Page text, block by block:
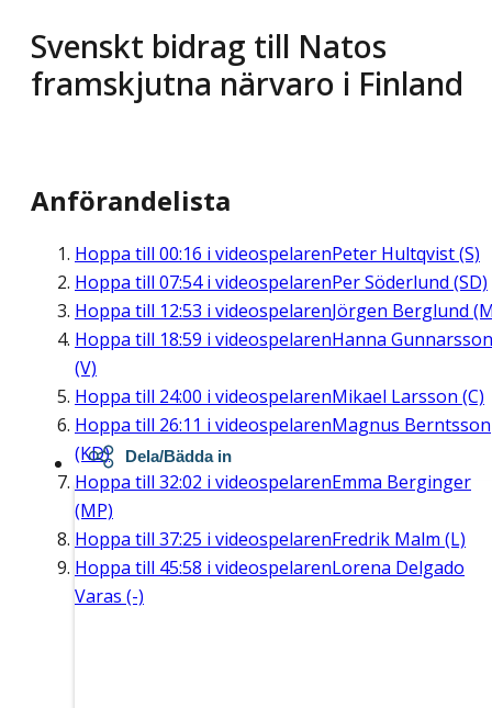
Svenskt bidrag till Natos
framskjutna närvaro i Finland
Anförandelista
Hoppa till 00:16 i videospelarenPeter Hultqvist (S)
Hoppa till 07:54i videospelarenPer Söderlund (SD)
Hoppa till 12:53 i videospelarenJörgen Berglund
Hoppa till 18:59 i videospelarenHanna Gunnarsson
(V)
Hoppa till 24:00 i videospelarenMikael Larsson (C)
Hoppa till 26:11 i videospelarenMagnus Berntsson
(KD)
Hoppa till 32:02 i videospelarenEmma Berginger
(MP)
Hoppa till 37:25 i videospelarenFredrik Malm (L)
Hoppa till 45:58 i videospelarenLorena Delgado
Varas (-)
Dela/Bädda in